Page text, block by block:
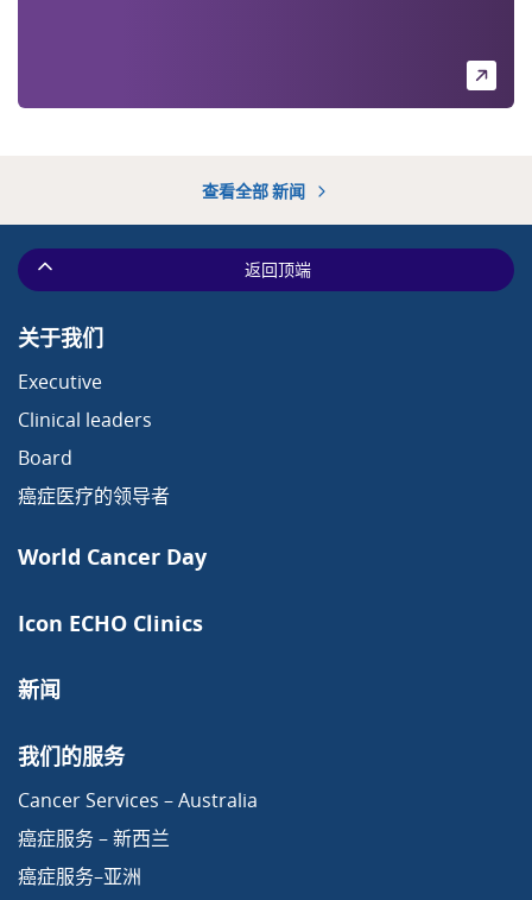
查看全部 新闻
关于我们
Executive
Clinical leaders
Board
癌症医疗的领导者
World Cancer Day
Icon ECHO Clinics
新闻
我们的服务
Cancer Services – Australia
癌症服务 – 新西兰
癌症服务–亚洲
返回顶端